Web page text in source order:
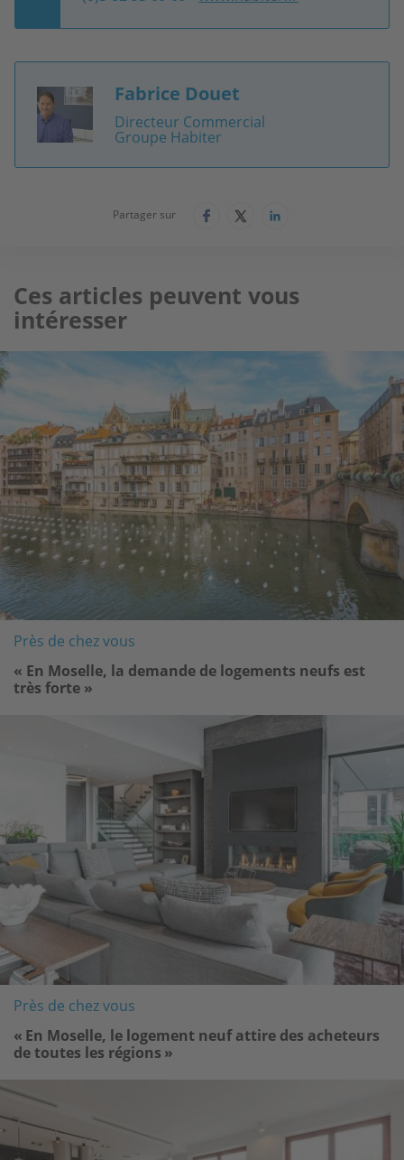
Image Fabrice Douet
Directeur Commercial
Groupe Habiter
Partager sur
Ces articles peuvent vous
intéresser
Image
Près de chez vous
« En Moselle, la demande de logements neufs est
très forte »
Près de chez vous
« En Moselle, le logement neuf attire des acheteurs
de toutes les régions »
Image